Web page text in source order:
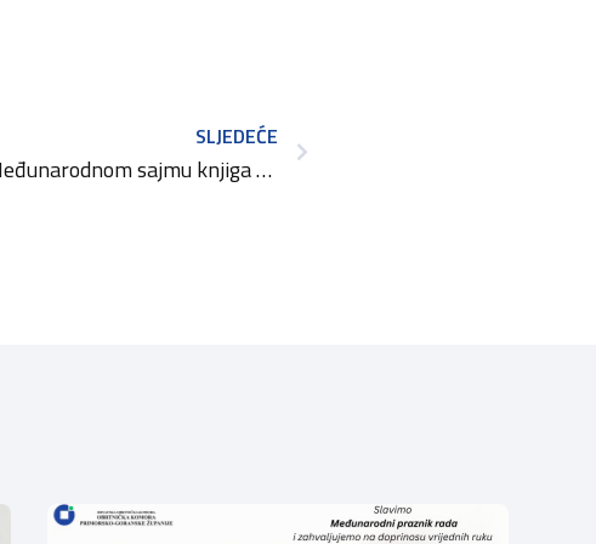
SLJEDEĆE
Stručni posjet 45. Međunarodnom sajmu knjiga – INTERLIBER